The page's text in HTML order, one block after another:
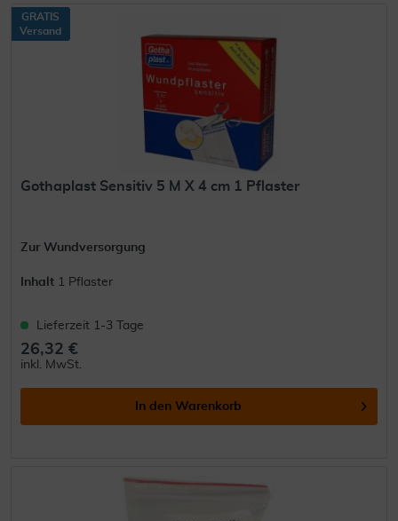
GRATIS
Versand
Gothaplast Sensitiv 5 M X 4 cm 1 Pflaster
Zur Wundversorgung
Inhalt 1 Pflaster
Lieferzeit 1-3 Tage
26,32 €
inkl. MwSt.
In den Warenkorb